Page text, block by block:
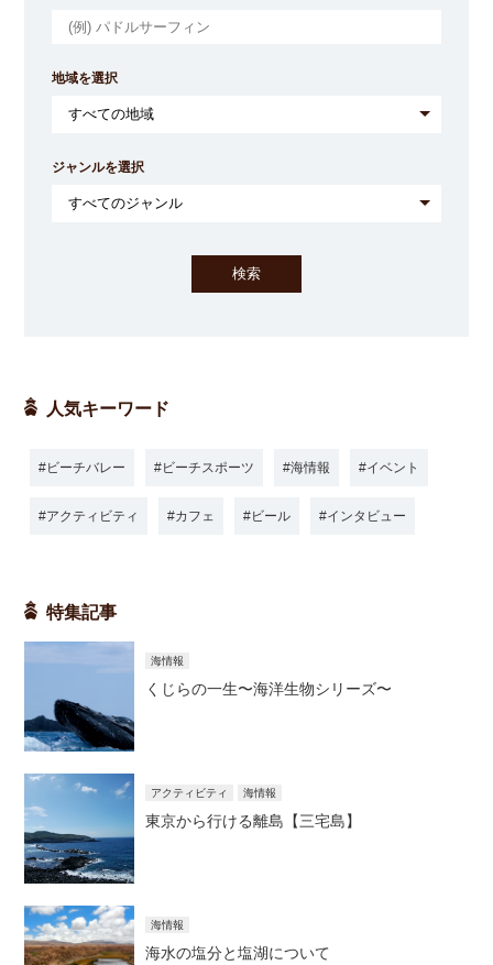
地域を選択
ジャンルを選択
人気キーワード
ビーチバレー ビーチスポーツ 海情報 イベント
アクティビティ カフェ ビール インタビュー
特集記事
海情報
くじらの一生〜海洋生物シリーズ〜
アクティビティ 海情報
東京から行ける離島【三宅島】
海情報
海水の塩分と塩湖について